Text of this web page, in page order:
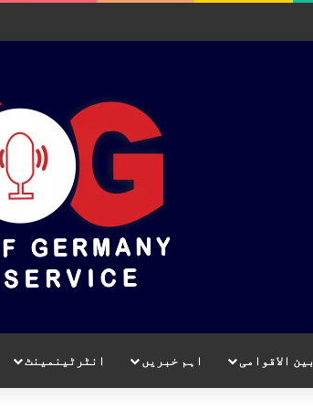
بین الاقوامی اہم خبریں انٹرٹینمینٹ